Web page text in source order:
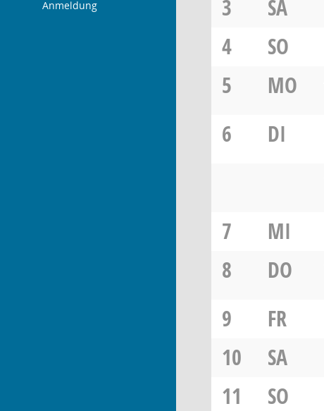
Anmeldung 3
SA
4
SO
5
MO
6 DI
7
MI
8
DO
9
FR
10
SA
11
SO